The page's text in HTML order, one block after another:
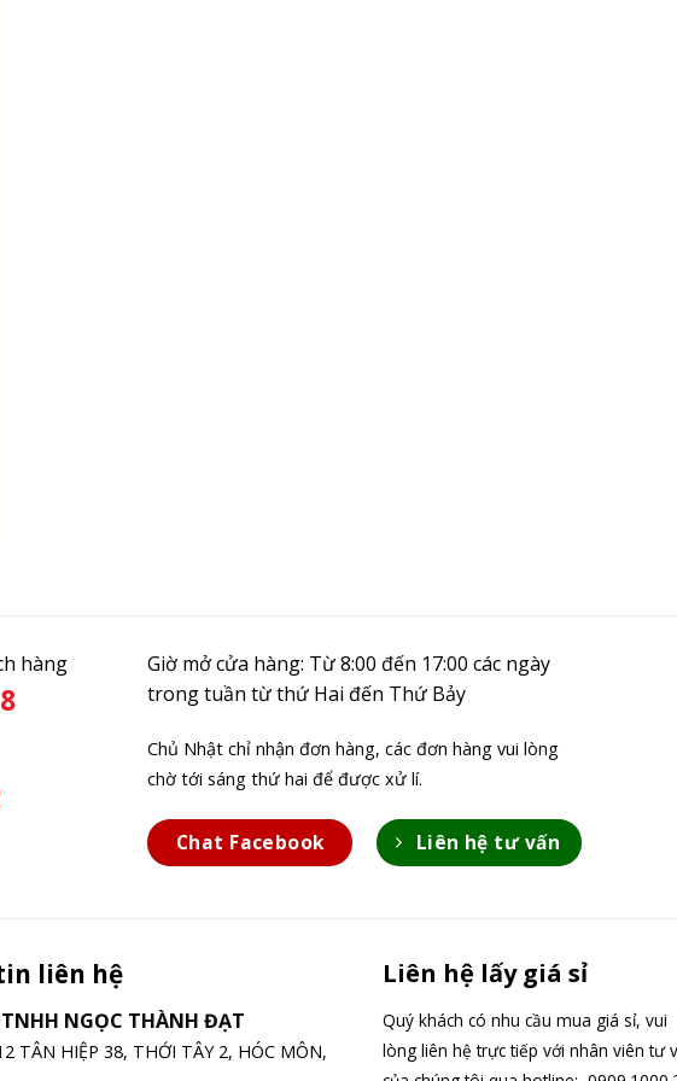
hàng
Giờ mở cửa hàng: Từ 8:00 đến 17:00 các ngày
trong tuần từ thứ Hai đến Thứ Bảy
Chủ Nhật chỉ nhận đơn hàng, các đơn hàng vui lòng
chờ tới sáng thứ hai để được xử lí.
Chat Facebook Liên hệ tư vấn
liên hệ
NGỌC THÀNH ĐẠT
TÂN HIỆP 38, THỚI TÂY 2, HÓC MÔN,
Liên hệ lấy giá sỉ
Quý khách có nhu cầu mua giá sỉ, vui
lòng liên hệ trực tiếp với nhân viên tư